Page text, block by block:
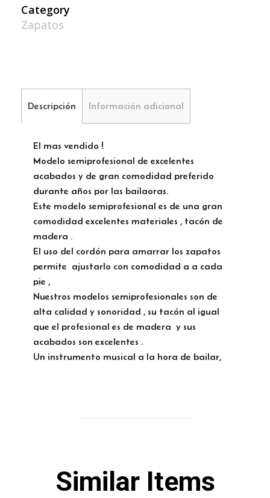
Category
Zapatos
Descripción Información adicional
El mas vendido !
Modelo semiprofesional de excelentes
acabados y de gran comodidad preferido
durante años por las bailaoras.
Este modelo semiprofesional es de una gran
comodidad excelentes materiales , tacón de
madera .
El uso del cordón para amarrar los zapatos
permite ajustarlo con comodidad a a cada
pie ,
Nuestros modelos semiprofesionales son de
alta calidad y sonoridad , su tacón al igual
que el profesional es de madera y sus
acabados son excelentes .
Un instrumento musical a la hora de bailar,
Similar Items